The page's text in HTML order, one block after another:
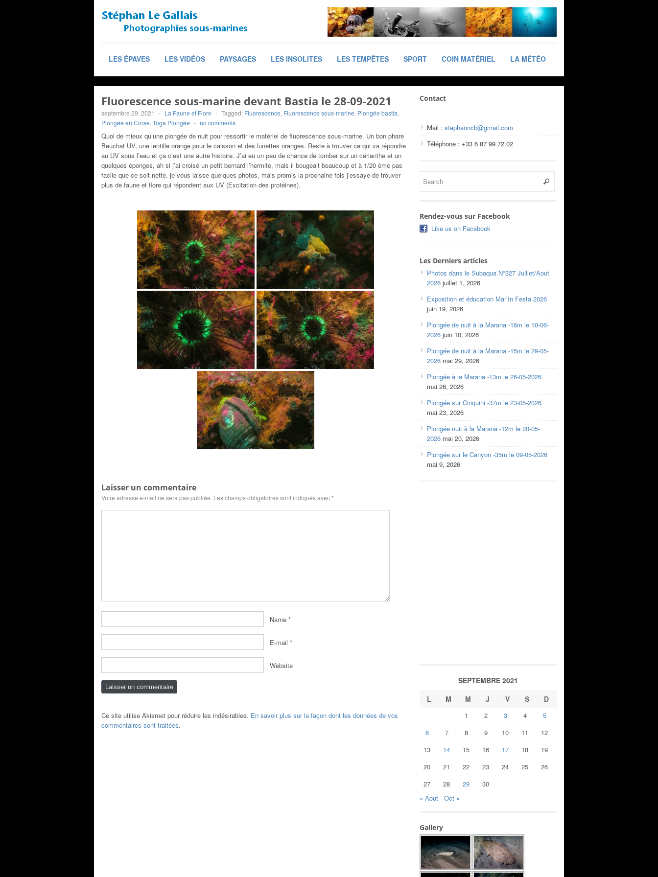
LES ÉPAVES LES VIDÉOS PAYSAGES LES INSOLITES LES TEMPÊTES SPORT COIN MATÉRIEL LA MÉTÉO
Fluorescence sous-marine devant Bastia le 28-09-2021
septembre 29, 2021 - La Faune et Flore - Tagged: Fluorescence, Fluorescence sous-marine, Plongée bastia,
Plongée en Corse, Toga Plongée - no comments
Quoi de mieux qu’une plongée de nuit pour ressortir le matériel de fluorescence sous-marine. Un bon phare
Beuchat UV, une lentille orange pour le caisson et des lunettes oranges. Reste à trouver ce qui va répondre
au UV sous l’eau et ça c’est une autre histoire. J’ai eu un peu de chance de tomber sur un cérianthe et un
quelques éponges, ah si j’ai croisé un petit bernard l’hermite, mais il bougeait beaucoup et à 1/20 ème pas
facile que ce soit nette. je vous laisse quelques photos, mais promis la prochaine fois j’essaye de trouver
plus de faune et flore qui répondent aux UV (Excitation des protéines).
Laisser un commentaire
Votre adresse e-mail ne sera pas publiée. Les champs obligatoires sont indiqués avec*
Name *
E-mail *
Website
Ce site utilise Akismet pour réduire les indésirables. En savoir plus sur la façon dont les données de vos
commentaires sont traitées.
Contact
Mail : stephanncb@gmail.com
Téléphone : +33 6 87 99 72 02
Rendez-vous sur Facebook
Like us on Facebook
Les Derniers articles
Photos dans le Subaqua N°327 Juillet/Aout
2026 juillet 1, 2026
Exposition et éducation Mar’In Festa 2026
juin 19, 2026
Plongée de nuit à la Marana -16m le 10-06-
2026 juin 10, 2026
Plongée de nuit à la Marana -15m le 29-05-
2026 mai 29, 2026
Plongée à la Marana -13m le 26-05-2026
mai 26, 2026
Plongée sur Cinquini -37m le 23-05-2026
mai 23, 2026
Plongée nuit à la Marana -12m le 20-05-
2026 mai 20, 2026
Plongée sur le Canyon -35m le 09-05-2026
mai 9, 2026
SEPTEMBRE 2021
L
M M J V S D
1 2 3 4
5
6
7 8 9 10 11
12
13
14 15 16 17 18
19
20
21 22 23 24 25
26
27
28 29
30
« Août
Oct »
Gallery